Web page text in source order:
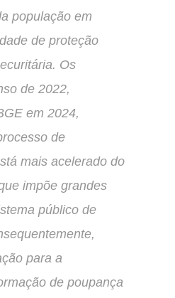
população em
de proteção
Os
de 2022,
em 2024,
de
mais acelerado do
impõe grandes
público de
para a
de poupança